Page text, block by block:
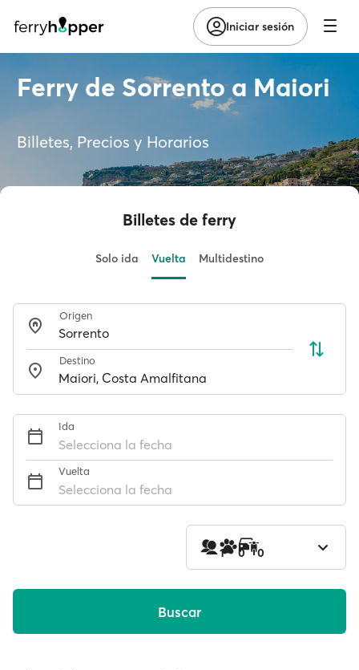
Iniciar sesión
Ferry de Sorrento a Maiori
Billetes, Precios y Horarios
Billetes de ferry
Solo ida Vuelta Multidestino
Origen
Destino
Ida
Selecciona la fecha
Vuelta
Selecciona la fecha
1 0 0
Buscar